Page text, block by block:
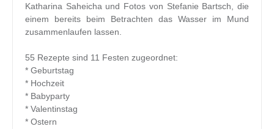
Katharina Saheicha und Fotos von Stefanie Bartsch, die
einem bereits beim Betrachten das Wasser im Mund
zusammenlaufen lassen.
55 Rezepte sind 11 Festen zugeordnet:
* Geburtstag
* Hochzeit
* Babyparty
* Valentinstag
* Ostern